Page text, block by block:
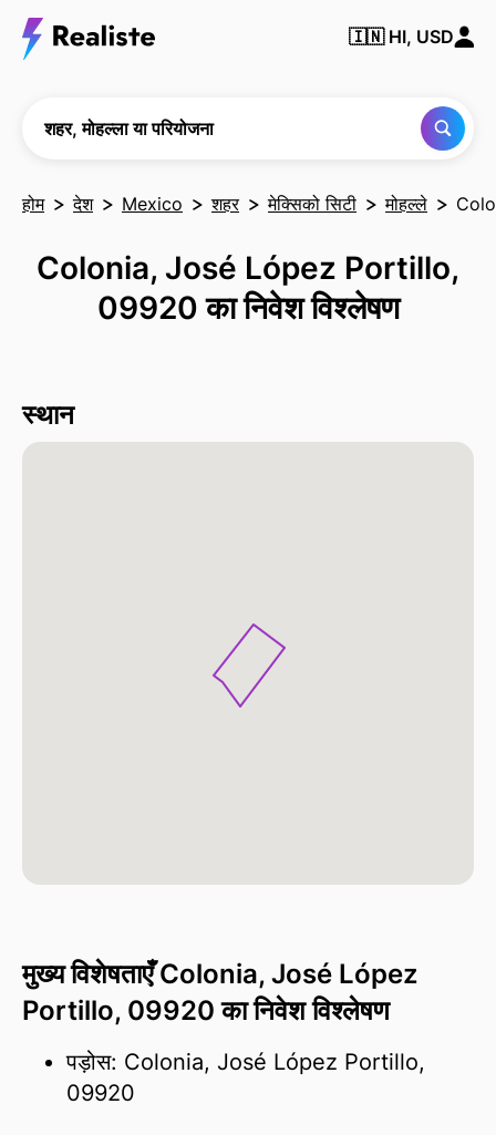
🇮🇳 HI, USD
शहर, मोहल्ला या परियोजना
होम देश Mexico शहर मेक्सिको सिटी मोहल्ले
Colonia, José López Portillo,
09920 का निवेश विश्लेषण
स्थान
मुख्य विशेषताएँ Colonia, José López
Portillo, 09920 का निवेश विश्लेषण
पड़ोस: Colonia, José López Portillo,
09920